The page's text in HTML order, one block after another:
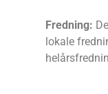
Fredning:
lokale